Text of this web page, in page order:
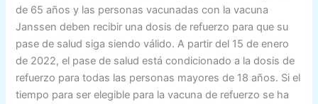
de 65 años y las personas vacunadas con la vacuna
Janssen deben recibir una dosis de refuerzo para que su
pase de salud siga siendo válido. A partir del 15 de enero
de 2022, el pase de salud está condicionado a la dosis de
refuerzo para todas las personas mayores de 18 años. Si el
tiempo para ser elegible para la vacuna de refuerzo se ha